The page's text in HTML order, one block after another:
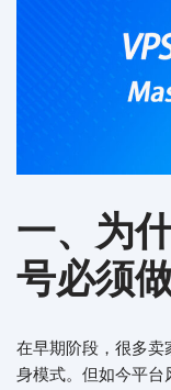
一、为
号必须
在早期阶段，很多卖
身模式。但如今平台